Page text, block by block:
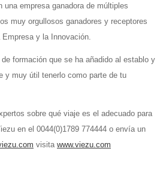
empresa ganadora de múltiples
muy orgullosos ganadores y receptores
y la Innovación.
formación que se ha añadido al establo y
y muy útil tenerlo como parte de tu
sobre qué viaje es el adecuado para
en el 0044(0)1789 774444 o envía un
visita www.viezu.com